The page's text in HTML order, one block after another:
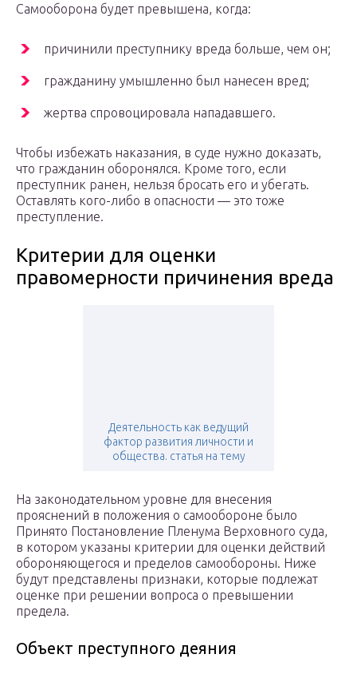
Самооборона будет превышена, когда:
причинили преступнику вреда больше, чем он;
гражданину умышленно был нанесен вред;
жертва спровоцировала нападавшего.
Чтобы избежать наказания, в суде нужно доказать,
что гражданин оборонялся. Кроме того, если
преступник ранен, нельзя бросать его и убегать.
Оставлять кого-либо в опасности — это тоже
преступление.
Критерии для оценки
правомерности причинения вреда
Деятельность как ведущий
фактор развития личности и
общества. статья на тему
На законодательном уровне для внесения
прояснений в положения о самообороне было
Принято Постановление Пленума Верховного суда,
в котором указаны критерии для оценки действий
обороняющегося и пределов самообороны. Ниже
будут представлены признаки, которые подлежат
оценке при решении вопроса о превышении
предела.
Объект преступного деяния